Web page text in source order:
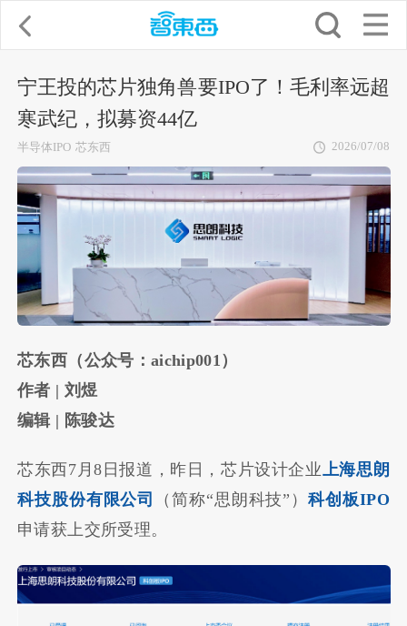
宁王投的芯片独角兽要IPO了！毛利率远超
寒武纪，拟募资44亿
半导体IPO 芯东西 2026/07/08
芯东西（公众号：aichip001）
作者 | 刘煜
编辑 | 陈骏达
芯东西7月8日报道，昨日，芯片设计企业上海思朗
科技股份有限公司
（简称“思朗科技”）科创板IPO
申请获上交所受理。